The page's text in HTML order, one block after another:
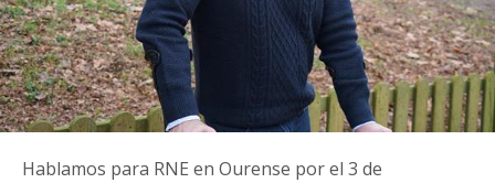
Hablamos para RNE en Ourense por el 3 de